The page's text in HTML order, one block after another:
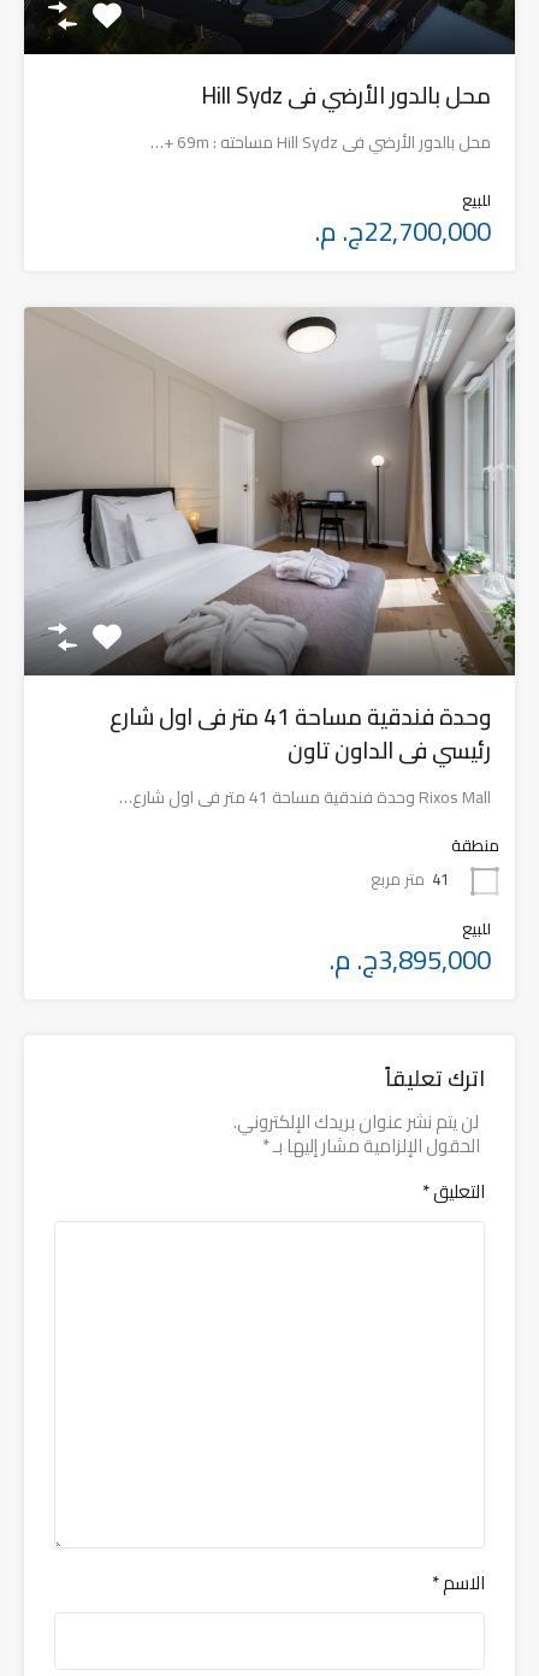
محل بالدور الأرضي فى Hill Sydz
محل بالدور الأرضي فى Hill Sydz مساحته : 69m +…
للبيع
22,700,000ج. م.
وحدة فندقية مساحة 41 متر فى اول شارع
رئيسي فى الداون تاون
منطقة
41 متر مربع
للبيع
3,895,000ج. م.
اترك تعليقاً
لن يتم نشر عنوان بريدك الإلكتروني.
الحقول الإلزامية مشار إليها بـ*
التعليق*
الاسم*